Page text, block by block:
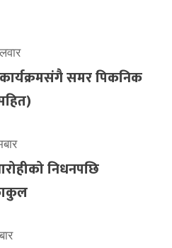
कार्यक्रमसंगै समर पिकनिक
निधनपछि